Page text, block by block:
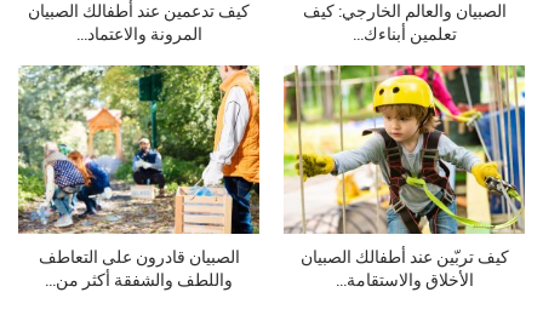
الصبيان والعالم الخارجي: كيف
تعلمين أبناءك…
كيف تربّين عند أطفالك الصبيان
الأخلاق والاستقامة…
كيف تدعمين عند أطفالك الصبيان
المرونة والاعتماد…
الصبيان قادرون على التعاطف
واللطف والشفقة أكثر من…